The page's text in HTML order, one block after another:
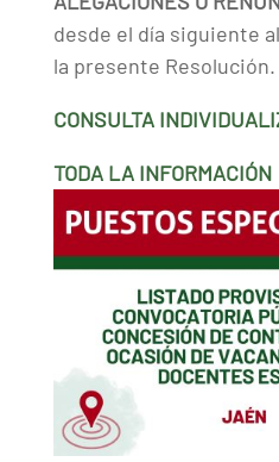
desde el día siguiente
la presente Resolución.
CONSULTA
TODA LA INFORMACIÓN